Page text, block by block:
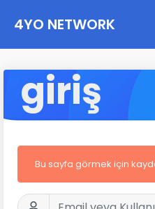
4YO NETWORK
giriş
Bu sayfa görmek için